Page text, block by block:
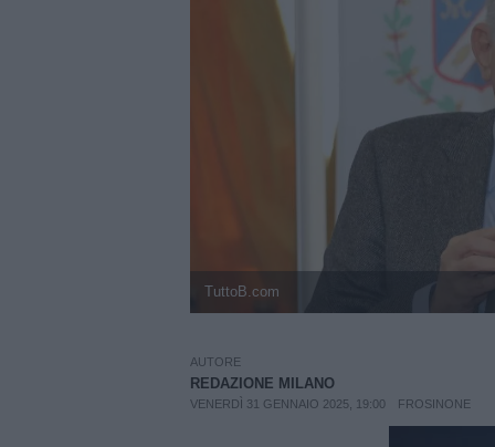
TuttoB.com
AUTORE
REDAZIONE MILANO
VENERDÌ 31 GENNAIO 2025, 19:00 FROSINONE